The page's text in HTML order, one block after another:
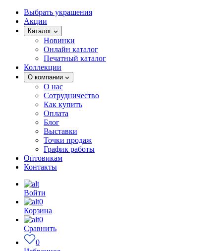
Выбрать украшения
Акции
Каталог
Новинки
Онлайн каталог
Печатный каталог
Коллекции
О компании
О нас
Сотрудничество
Как купить
Оплата
Блог
Выставки
Точки продаж
График работы
Оптовикам
Контакты
Войти
0
Корзина
0
Сравнить
0